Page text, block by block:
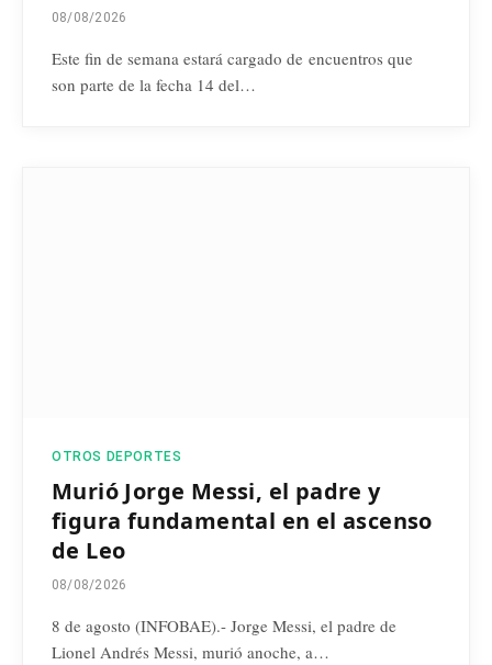
08/08/2026
Este fin de semana estará cargado de encuentros que
son parte de la fecha 14 del…
OTROS DEPORTES
Murió Jorge Messi, el padre y
figura fundamental en el ascenso
de Leo
08/08/2026
8 de agosto (INFOBAE).- Jorge Messi, el padre de
Lionel Andrés Messi, murió anoche, a…